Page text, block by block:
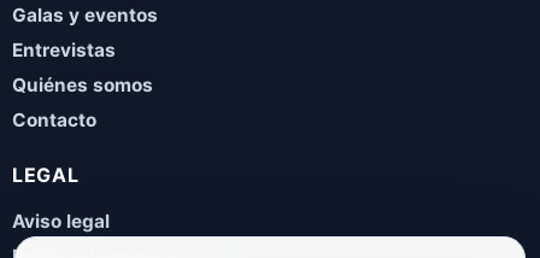
Galas y eventos
Entrevistas
Quiénes somos
Contacto
LEGAL
Aviso legal